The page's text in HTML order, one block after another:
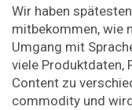
Wir haben
mitbekommen, wie
Umgang mit
viele Produktdaten,
Content zu
commodity und